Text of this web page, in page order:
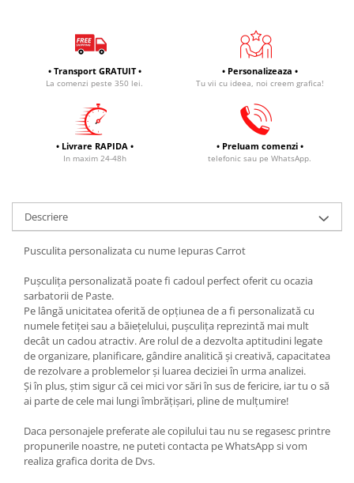
• Transport GRATUIT •
La comenzi peste 350 lei.
• Personalizeaza •
Tu vii cu ideea, noi creem grafica!
• Livrare RAPIDA •
In maxim 24-48h
• Preluam comenzi •
telefonic sau pe WhatsApp.
Descriere
Pusculita personalizata cu nume Iepuras Carrot
Pușculița personalizată poate fi cadoul perfect oferit cu ocazia
sarbatorii de Paste.
Pe lângă unicitatea oferită de opțiunea de a fi personalizată cu
numele fetiței sau a băiețelului, pușculița reprezintă mai mult
decât un cadou atractiv. Are rolul de a dezvolta aptitudini legate
de organizare, planificare, gândire analitică și creativă, capacitatea
de rezolvare a problemelor și luarea deciziei în urma analizei.
Și în plus, știm sigur că cei mici vor sări în sus de fericire, iar tu o să
ai parte de cele mai lungi îmbrățișari, pline de mulțumire!
Daca personajele preferate ale copilului tau nu se regasesc printre
propunerile noastre, ne puteti contacta pe WhatsApp si vom
realiza grafica dorita de Dvs.